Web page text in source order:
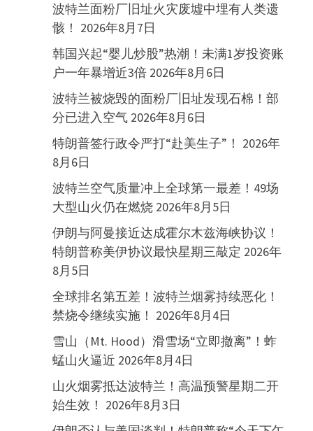
波特兰面粉厂旧址火灾废墟中埋有人类遗
骸！ 2026年8月7日
韩国兴起“婴儿炒股”热潮！未满1岁投资账
户一年暴增近3倍 2026年8月6日
波特兰被烧毁的面粉厂旧址发现石棉！部
分已进入空气 2026年8月6日
特朗普签行政令严打“赴美生子”！ 2026年
8月6日
波特兰空气质量冲上全球第一最差！49场
大型山火仍在燃烧 2026年8月5日
伊朗与阿曼接近达成霍尔木兹海峡协议！
特朗普称美伊协议最快星期三敲定 2026年
8月5日
全球排名第五差！波特兰烟雾持续恶化！
禁烧令继续实施！ 2026年8月4日
雪山（Mt. Hood）滑雪场“立即撤离”！蚱
蜢山火逼近 2026年8月4日
山火烟雾抵达波特兰！高温预警星期二开
始生效！ 2026年8月3日